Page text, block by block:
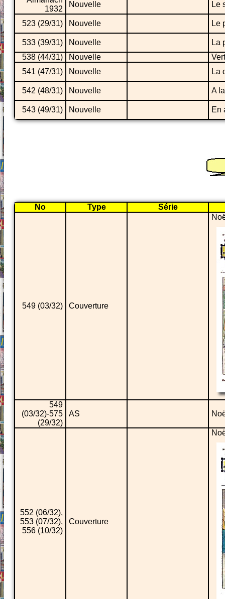
1932
Nouvelle Le
523 (29/31) Nouvelle Le
533 (39/31) Nouvelle
La
538 (44/31)
Nouvelle
541 (47/31)
Nouvelle La
542 (48/31) Nouvelle A
543 (49/31) Nouvelle En
No Type Série
549 (03/32) Couverture
549
(03/32)-575
(29/32)
AS
552 (06/32),
553 (07/32),
556 (10/32)
Couverture